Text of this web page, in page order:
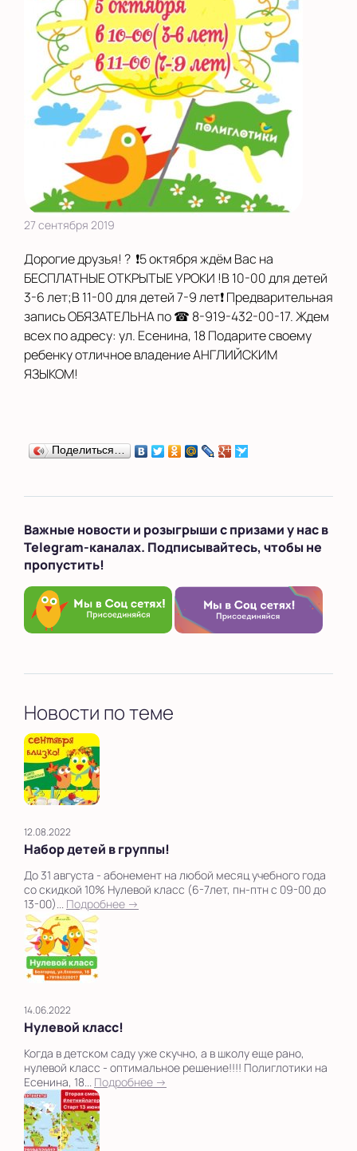
27 сентября 2019
Дорогие друзья! ? ❗️5 октября ждём Вас на
БЕСПЛАТНЫЕ ОТКРЫТЫЕ УРОКИ !В 10-00 для детей
3-6 лет;В 11-00 для детей 7-9 лет❗️ Предварительная
запись ОБЯЗАТЕЛЬНА по ☎ 8-919-432-00-17. Ждем
всех по адресу: ул. Есенина, 18 Подарите своему
ребенку отличное владение АНГЛИЙСКИМ
ЯЗЫКОМ!
Поделиться…
Важные новости и розыгрыши с призами у нас в
Telegram-каналах. Подписывайтесь, чтобы не
пропустить!
Новости по теме
12.08.2022
Набор детей в группы!
До 31 августа - абонемент на любой месяц учебного года
со скидкой 10% Нулевой класс (6-7лет, пн-птн с 09-00 до
13-00)... Подробнее →
14.06.2022
Нулевой класс!
Когда в детском саду уже скучно, а в школу еще рано,
нулевой класс - оптимальное решение!!!! Полиглотики на
Есенина, 18... Подробнее →